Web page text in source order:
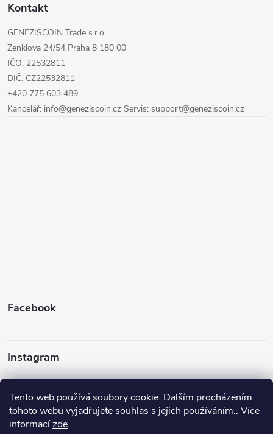
Tento web používá soubory cookie. Dalším procházením
tohoto webu vyjadřujete souhlas s jejich používáním.. Více
informacízde.
Kontakt
GENEZISCOIN Trade s.r.o.
Zenklova 24/54 Praha 8 180 00
IČO: 22532811
DIČ: CZ22532811
+420 775 603 489
Kancelář: info@geneziscoin.cz Servis: support@geneziscoin.cz
Facebook
Instagram